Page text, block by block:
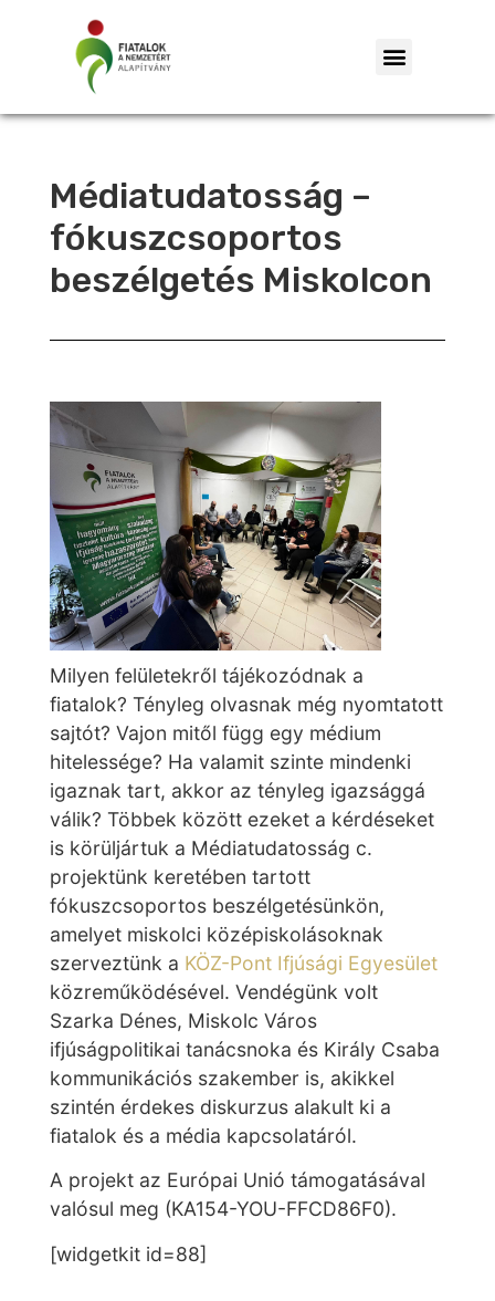
Médiatudatosság –
fókuszcsoportos
beszélgetés Miskolcon
Milyen felületekről tájékozódnak a
fiatalok? Tényleg olvasnak még nyomtatott
sajtót? Vajon mitől függ egy médium
hitelessége? Ha valamit szinte mindenki
igaznak tart, akkor az tényleg igazsággá
válik? Többek között ezeket a kérdéseket
is körüljártuk a Médiatudatosság c.
projektünk keretében tartott
fókuszcsoportos beszélgetésünkön,
amelyet miskolci középiskolásoknak
szerveztünk a KÖZ-Pont Ifjúsági Egyesület
közreműködésével. Vendégünk volt
Szarka Dénes, Miskolc Város
ifjúságpolitikai tanácsnoka és Király Csaba
kommunikációs szakember is, akikkel
szintén érdekes diskurzus alakult ki a
fiatalok és a média kapcsolatáról.
A projekt az Európai Unió támogatásával
valósul meg (KA154-YOU-FFCD86F0).
[widgetkit id=88]